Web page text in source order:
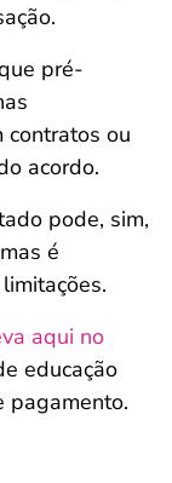
pré-
contratos ou
acordo.
pode, sim,
é
aqui no
educação
pagamento.